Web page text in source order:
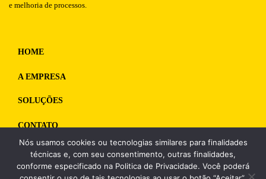
e melhoria de processos.
HOME
A EMPRESA
SOLUÇÕES
CONTATO
WhatsApp
12 98125-1835
Nós usamos cookies ou tecnologias similares para finalidades
técnicas e, com seu consentimento, outras finalidades,
conforme especificado na Politica de Privacidade. Você poderá